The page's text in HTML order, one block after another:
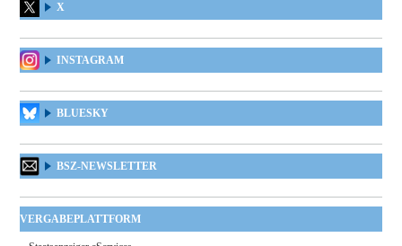
X
INSTAGRAM
BLUESKY
BSZ-NEWSLETTER
VERGABEPLATTFORM